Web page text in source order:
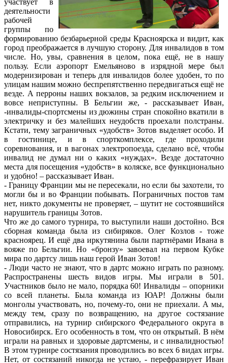
участвует в
деятельности
рабочей
группы по
формированию безбарьерной среды Красноярска и видит, как
город преображается в лучшую сторону. Для инвалидов в том
числе. Но, увы, сравнения в целом, пока ещё, не в нашу
пользу. Если аэропорт Емельяново в изрядной мере был
модернизирован и теперь для инвалидов более удобен, то по
улицам нашим можно беспрепятственно передвигаться ещё не
везде. А перроны наших вокзалов, за редким исключением и
вовсе неприступны. В Бельгии же, - рассказывает Иван,
-инвалиды-спортсмены из дюжины стран спокойно вкатили в
электричку и без малейших неудобств проехали полстраны.
Кстати, тему заграничных «удобств» Зотов выделяет особо. И
в гостинице, и в спорткомплексе, где проходили
соревнования, и в вагонах электропоезда, сделано всё, чтобы
инвалид не думал ни о каких «нуждах». Везде достаточно
места для посещения «удобств» в коляске, все функционально
и удобно! – рассказывает Иван.
- Границу Франции мы не пересекали, но если бы захотели, то
могли бы и во Франции побывать. Пограничных постов там
нет, никто документы не проверяет, – шутит не состоявшийся
нарушитель границы Зотов.
Что же до самого турнира, то выступили наши достойно. Вся
сборная команда была из сибиряков. Олег Козлов - тоже
красноярец. И ещё два иркутянина были партнёрами Ивана в
вояже по Бельгии. Но «бронзу» завоевал на первом Кубке
мира по дартсу лишь наш герой Иван Зотов!
- Люди часто не знают, что в дартс можно играть по разному.
Распространены шесть видов игры. Мы играли в 501.
Участников было не мало, порядка 60! Инвалиды – опорники
со всей планеты. Была команда из ЮАР! Должны были
монголы участвовать, но, почему-то, они не приехали. А мы,
между тем, сразу по возвращению, на другое состязание
отправились, на турнир сибирского Федерального округа в
Новосибирск. Его особенность в том, что он открытый. В нём
играли на равных и здоровые дартсмены, и с инвалидностью!
В этом турнире состязания проводились во всех 6 видах игры.
Нет, от состязаний никогда не устаю, - перефразирует Иван